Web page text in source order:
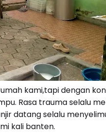
kami,tapi dengan
Rasa trauma selalu
datang selalu
kali banten.